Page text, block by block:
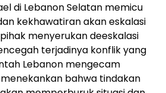
di Lebanon Selatan memicu
kekhawatiran akan eskalasi
menyerukan deeskalasi
terjadinya konflik yang
Lebanon mengecam
bahwa tindakan